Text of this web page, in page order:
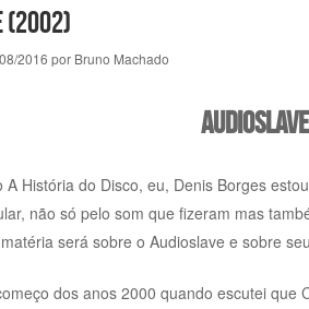
2016 por Bruno Machado
A História do Disco, eu, Denis Borges
não só pelo som que fizeram mas
será sobre o Audioslave e sobre
dos anos 2000 quando escutei